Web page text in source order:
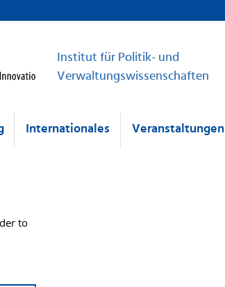
Institut für Politik- und
Verwaltungswissenschaften
Internationales Veranstaltungen
to